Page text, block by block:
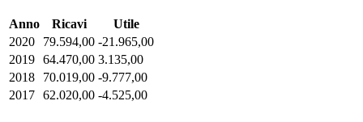
Anno Ricavi
Utile
2020
79.594,00 -21.965,00
2019 64.470,00 3.135,00
2018
70.019,00 -9.777,00
2017 62.020,00 -4.525,00